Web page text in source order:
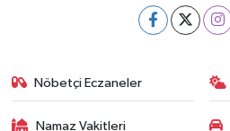
Nöbetçi Eczaneler
Namaz Vakitleri